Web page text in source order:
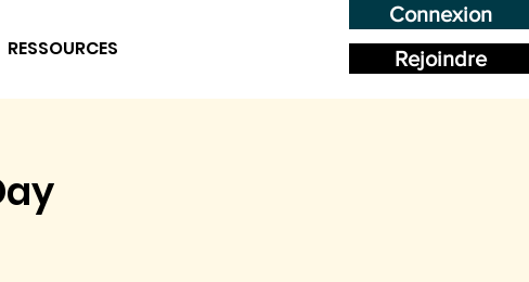
Rejoindre
Connexion
RESSOURCES